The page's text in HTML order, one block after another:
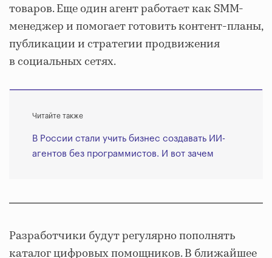
товаров. Еще один агент работает как SMM-
менеджер и помогает готовить контент-планы,
публикации и стратегии продвижения
в социальных сетях.
Читайте также
В России стали учить бизнес создавать ИИ-
агентов без программистов. И вот зачем
Разработчики будут регулярно пополнять
каталог цифровых помощников. В ближайшее